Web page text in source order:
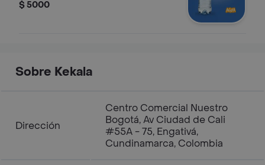
$ 5000
Sobre Kekala
Dirección
Centro Comercial Nuestro
Bogotá, Av Ciudad de Cali
#55A - 75, Engativá,
Cundinamarca, Colombia